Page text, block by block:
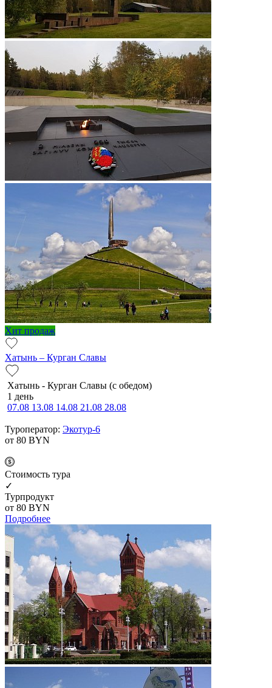
Хит продаж
Хатынь – Курган Славы
Хатынь - Курган Славы (с обедом)
1 день
07.08 13.08 14.08 21.08 28.08
Туроператор: Экотур-6
от 80 BYN
Cтоимость тура
✓
Турпродукт
от 80 BYN
Подробнее